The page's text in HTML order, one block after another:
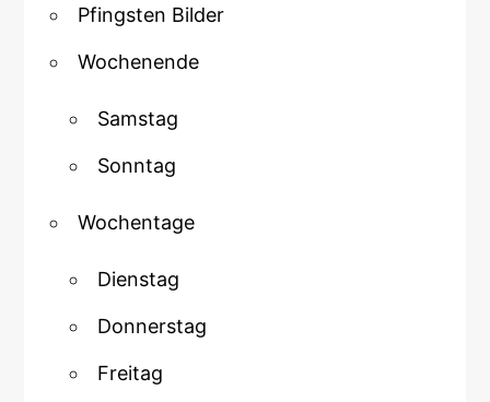
Pfingsten Bilder
Wochenende
Samstag
Sonntag
Wochentage
Dienstag
Donnerstag
Freitag